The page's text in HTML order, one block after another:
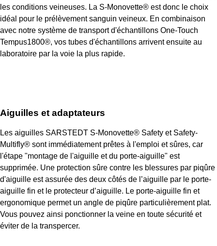
les conditions veineuses. La S-Monovette® est donc le choix
idéal pour le prélèvement sanguin veineux. En combinaison
avec notre système de transport d'échantillons One-Touch
Tempus1800®, vos tubes d'échantillons arrivent ensuite au
laboratoire par la voie la plus rapide.
Aiguilles et adaptateurs
Les aiguilles SARSTEDT S-Monovette® Safety et Safety-
Multifly® sont immédiatement prêtes à l'emploi et sûres, car
l'étape "montage de l'aiguille et du porte-aiguille" est
supprimée. Une protection sûre contre les blessures par piqûre
d'aiguille est assurée des deux côtés de l’aiguille par le porte-
aiguille fin et le protecteur d’aiguille. Le porte-aiguille fin et
ergonomique permet un angle de piqûre particulièrement plat.
Vous pouvez ainsi ponctionner la veine en toute sécurité et
éviter de la transpercer.